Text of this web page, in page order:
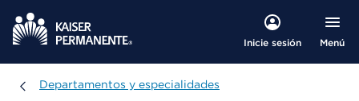
Inicie sesión Menú
Departamentos y especialidades
Departamentos y especialidades